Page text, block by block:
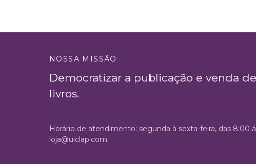
NOSSA MISSÃO
Democratizar a publicação e venda de
livros.
Horário de atendimento: segunda à sexta-feira, das 8:00
loja@uiclap.com